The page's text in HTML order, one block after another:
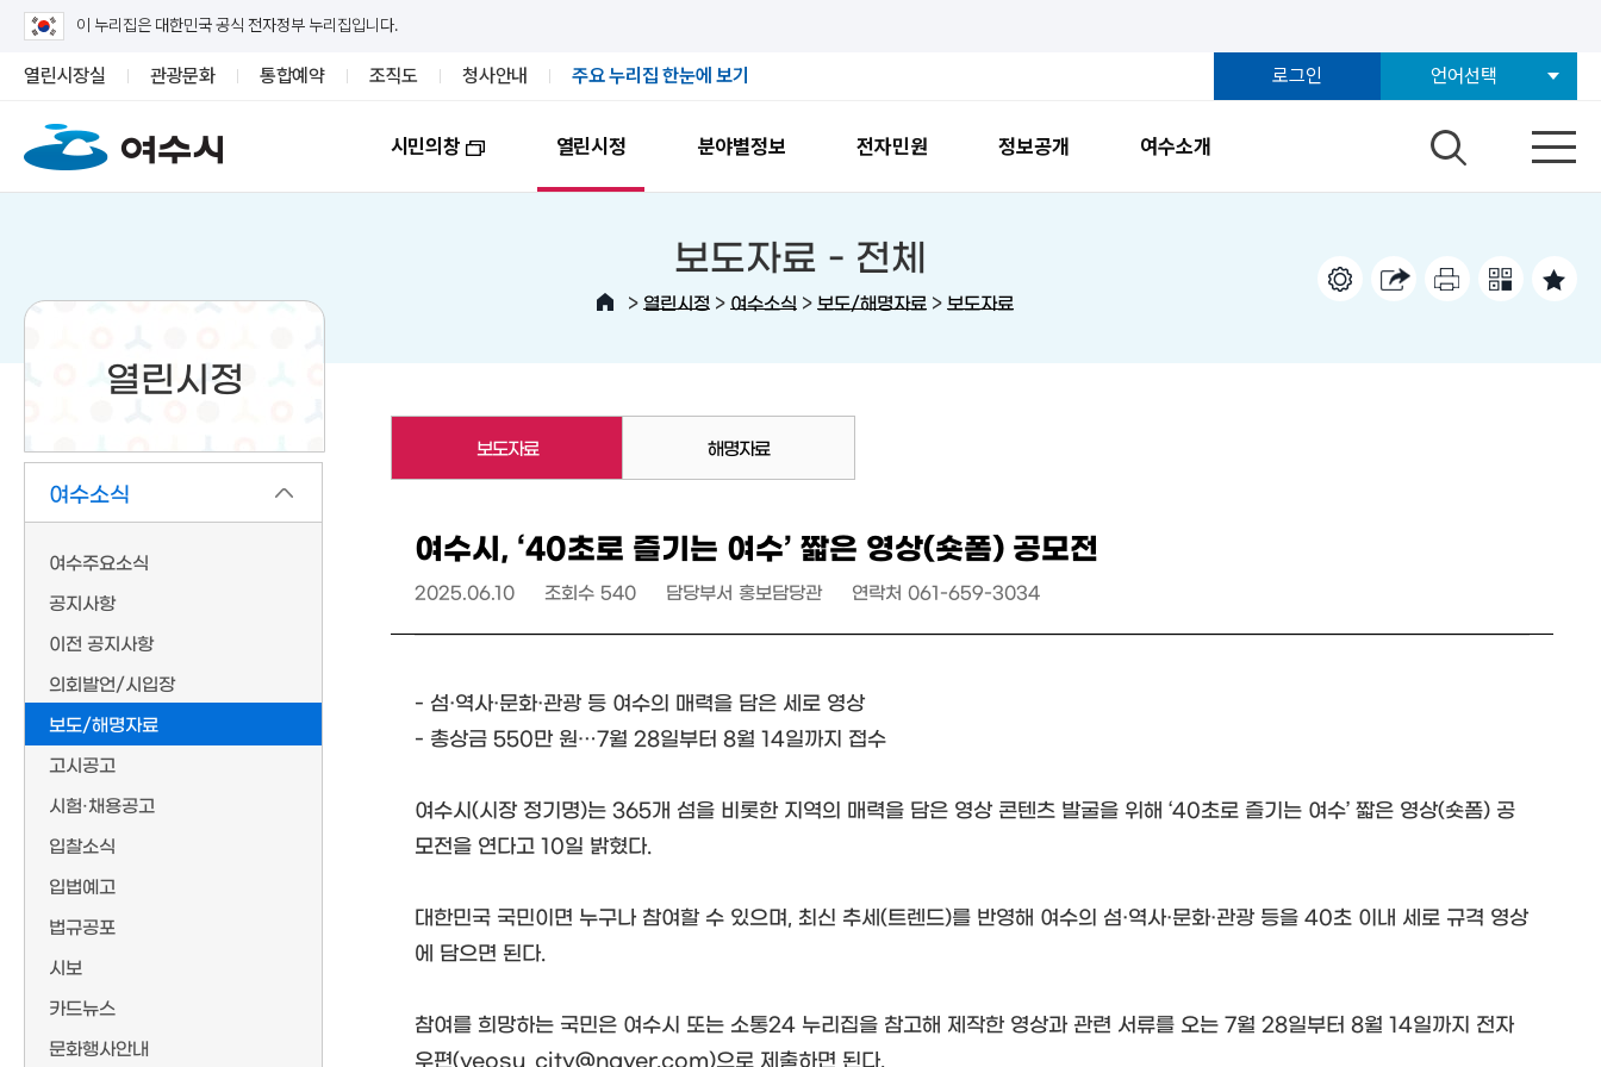
이 누리집은 대한민국 공식 전자정부 누리집입니다.
열린시장실 관광문화 통합예약 조직도 청사안내 주요 누리집 한눈에 보기 로그인 언어선택
시민의창 열린시정 분야별정보 전자민원 정보공개 여수소개
열린시정
여수소식
여수주요소식
공지사항
이전 공지사항
의회발언/시입장
보도/해명자료
고시공고
시험·채용공고
입찰소식
입법예고
법규공포
시보
카드뉴스
문화행사안내
보도자료 - 전체
> 열린시정 > 여수소식 > 보도/해명자료 > 보도자료
보도자료 해명자료
여수시, ‘40초로 즐기는 여수’ 짧은 영상(숏폼) 공모전
2025.06.10 조회수 540 담당부서 홍보담당관 연락처 061-659-3034
- 섬·역사·문화·관광 등 여수의 매력을 담은 세로 영상
- 총상금 550만 원…7월 28일부터 8월 14일까지 접수
여수시(시장 정기명)는 365개 섬을 비롯한 지역의 매력을 담은 영상 콘텐츠 발굴을 위해 ‘40초로 즐기는 여수’ 짧은 영상(숏폼) 공
모전을 연다고 10일 밝혔다.
대한민국 국민이면 누구나 참여할 수 있으며, 최신 추세(트렌드)를 반영해 여수의 섬·역사·문화·관광 등을 40초 이내 세로 규격 영상
에 담으면 된다.
참여를 희망하는 국민은 여수시 또는 소통24 누리집을 참고해 제작한 영상과 관련 서류를 오는 7월 28일부터 8월 14일까지 전자
우편(yeosu_city@naver.com)으로 제출하면 된다.